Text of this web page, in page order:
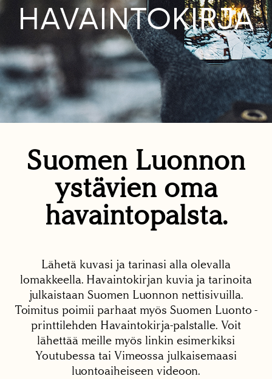
HAVAINTOKIRJA
Suomen Luonnon
ystävien oma
havaintopalsta.
Lähetä kuvasi ja tarinasi alla olevalla
lomakkeella. Havaintokirjan kuvia ja tarinoita
julkaistaan Suomen Luonnon nettisivuilla.
Toimitus poimii parhaat myös Suomen Luonto -
printtilehden Havaintokirja-palstalle. Voit
lähettää meille myös linkin esimerkiksi
Youtubessa tai Vimeossa julkaisemaasi
luontoaiheiseen videoon.